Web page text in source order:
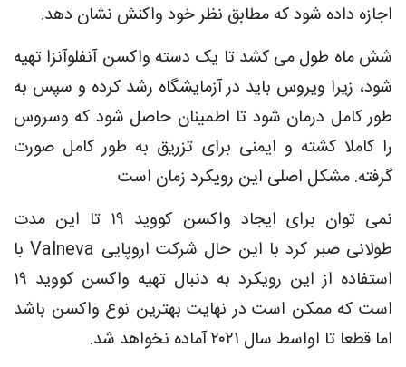
اجازه داده شود که مطابق نظر خود واکنش نشان دهد.
شش ماه طول می کشد تا یک دسته واکسن آنفلوآنزا تهیه
شود، زیرا ویروس باید در آزمایشگاه رشد کرده و سپس به
طور کامل درمان شود تا اطمینان حاصل شود که وسروس
را کاملا کشته و ایمنی برای تزریق به طور کامل صورت
گرفته. مشکل اصلی این رویکرد زمان است
نمی توان برای ایجاد واکسن کووید ۱۹ تا این مدت
طولانی صبر کرد با این حال شرکت اروپایی Valneva با
استفاده از این رویکرد به دنبال تهیه واکسن کووید ۱۹
است که ممکن است در نهایت بهترین نوع واکسن باشد
اما قطعا تا اواسط سال ۲۰۲۱ آماده نخواهد شد.